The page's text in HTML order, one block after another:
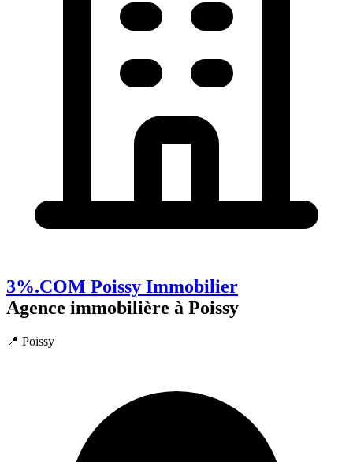
3%.COM Poissy Immobilier
Agence immobilière à Poissy
📍 Poissy